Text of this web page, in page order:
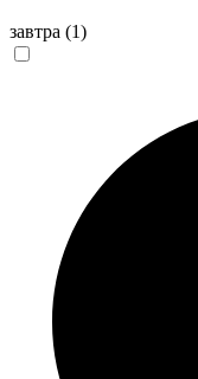
завтра (1)